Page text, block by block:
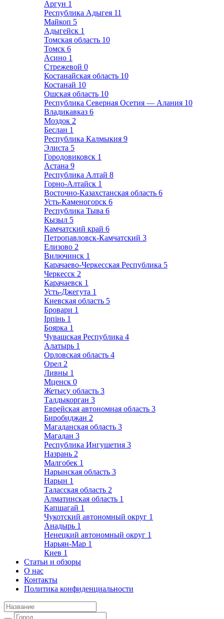
Аргун 1
Республика Адыгея 11
Майкоп 5
Адыгейск 1
Томская область 10
Томск 6
Асино 1
Стрежевой 0
Костанайская область 10
Костанай 10
Ошская область 10
Республика Северная Осетия — Алания 10
Владикавказ 6
Моздок 2
Беслан 1
Республика Калмыкия 9
Элиста 5
Городовиковск 1
Астана 9
Республика Алтай 8
Горно-Алтайск 1
Восточно-Казахстанская область 6
Усть-Каменогорск 6
Республика Тыва 6
Кызыл 5
Камчатский край 6
Петропавловск-Камчатский 3
Елизово 2
Вилючинск 1
Карачаево-Черкесская Республика 5
Черкесск 2
Карачаевск 1
Усть-Джегута 1
Киевская область 5
Бровари 1
Ірпінь 1
Боярка 1
Чувашская Республика 4
Алатырь 1
Орловская область 4
Орел 2
Ливны 1
Мценск 0
Жетысу область 3
Талдыкорган 3
Еврейская автономная область 3
Биробиджан 2
Магаданская область 3
Магадан 3
Республика Ингушетия 3
Назрань 2
Малгобек 1
Нарынская область 3
Нарын 1
Таласская область 2
Алматинская область 1
Капшагай 1
Чукотский автономный округ 1
Анадырь 1
Ненецкий автономный округ 1
Нарьян-Мар 1
Киев 1
Статьи и обзоры
О нас
Контакты
Политика конфиденциальности